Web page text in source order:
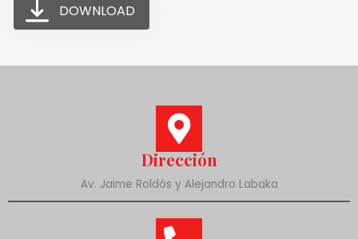
DOWNLOAD
Dirección
Av. Jaime Roldós y Alejandro Labaka